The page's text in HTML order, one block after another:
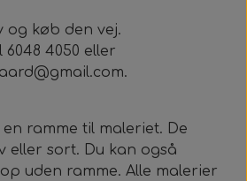
køb den vej.
4050 eller
ramme til maleriet. De
eller sort. Du kan også
uden ramme. Alle malerier